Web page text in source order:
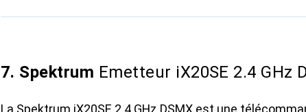
7. Spektrum Emetteur iX20SE 2.4 GHz
La Spektrum iX20SE 2.4 GHz DSMX est une